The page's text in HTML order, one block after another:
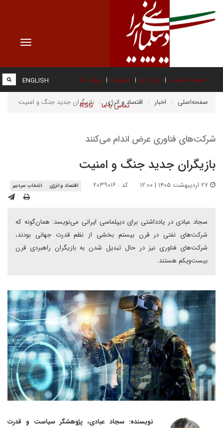
Toggle
صفحه نخست درباره ما عضویت پیوند ها
تماس با ما RSS
ENGLISH
صفحه‌اصلی اخبار اقتصاد و انرژی بازیگران جدید جنگ و امنیت
شرکت‌های فناوری عرض اندام می‌کنند
بازیگران جدید جنگ و امنیت
کد : ۲۰۳۹۰۱۶ اقتصاد و انرژی انتخاب سردبیر
سجاد عبادی در یادداشتی برای دیپلماسی ایرانی می‌نویسد: همان‌گونه که
شرکت‌های نفتی در قرن بیستم بخشی از نظم قدرت جهانی بودند،
شرکت‌های فناوری نیز در حال تبدیل شدن به بازیگران راهبردی قرن
بیست‌ویکم هستند.
نویسنده: سجاد عبادی، پژوهشگر سیاست و قدرت